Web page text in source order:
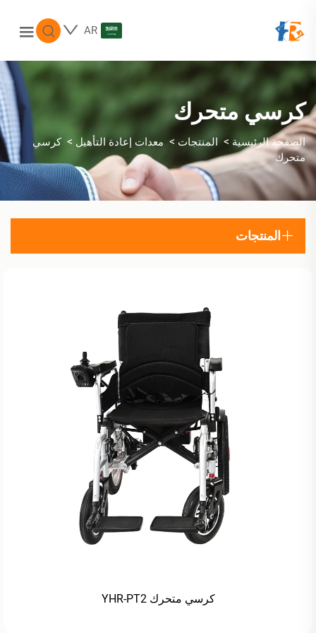
AR
كرسي متحرك
الصفحة الرئيسية >المنتجات > معدات إعادة التأهيل >كرسي
متحرك
المنتجات
كرسي متحرك YHR-PT2